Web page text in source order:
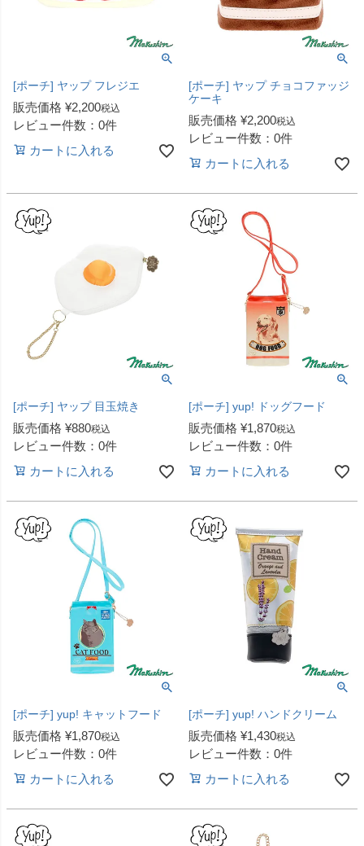
[ポーチ] ヤップ フレジエ
販売価格 ¥2,200税込
レビュー件数：0件
カートに入れる
[ポーチ] ヤップ チョコファッジ
ケーキ
販売価格 ¥2,200税込
レビュー件数：0件
カートに入れる
[ポーチ] ヤップ 目玉焼き
販売価格 ¥880税込
レビュー件数：0件
カートに入れる
[ポーチ] yup! ドッグフード
販売価格 ¥1,870税込
レビュー件数：0件
カートに入れる
[ポーチ] yup! キャットフード
販売価格 ¥1,870税込
レビュー件数：0件
カートに入れる
[ポーチ] yup! ハンドクリーム
販売価格 ¥1,430税込
レビュー件数：0件
カートに入れる